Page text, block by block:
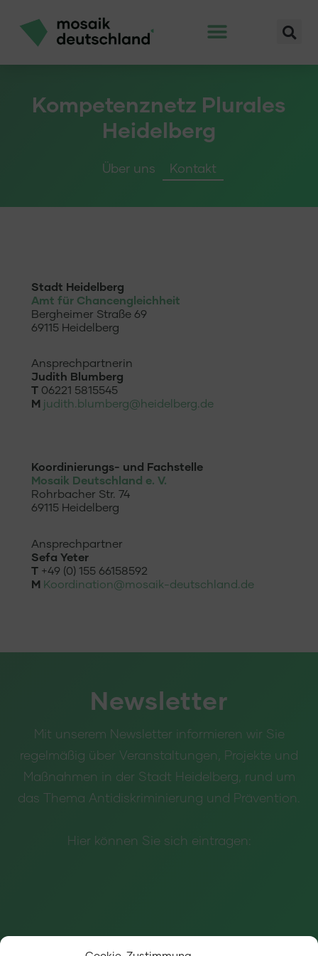
Kompetenznetz Plurales
Heidelberg
Über uns Kontakt
Stadt Heidelberg
Amt für Chancengleichheit
Bergheimer Straße 69
69115 Heidelberg
Ansprechpartnerin
Judith Blumberg
T06221 5815545
M judith.blumberg@heidelberg.de
Koordinierungs- und Fachstelle
Mosaik Deutschland e. V.
Rohrbacher Str. 74
69115 Heidelberg
Ansprechpartner
Sefa Yeter
T+49 (0) 155 66158592
M Koordination@mosaik-deutschland.de
Newsletter
Mit unserem Newsletter informieren wir Sie
regelmäßig über Veranstaltungen, Projekte und
Maßnahmen in der Stadt Heidelberg, rund um
das Thema Antidiskriminierung und Prävention.
Hier können Sie sich eintragen: